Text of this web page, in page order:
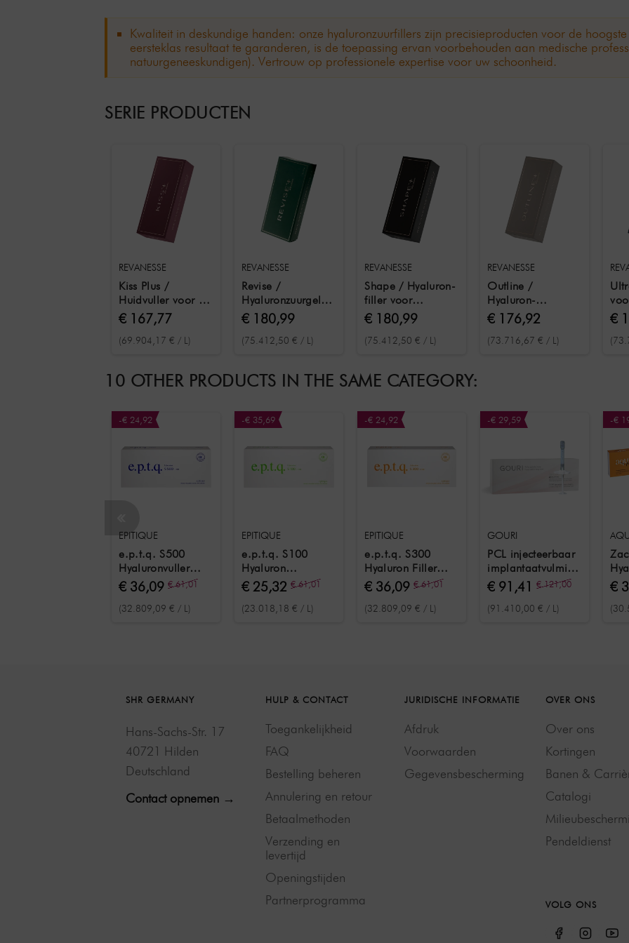
Kwaliteit in deskundige handen: onze hyaluronzuurfillers zijn precisieproducten voor de
eersteklas resultaat te garanderen, is de toepassing ervan voorbehouden aan medische
natuurgeneeskundigen). Vertrouw op professionele expertise voor uw schoonheid.
SERIE PRODUCTEN
REVANESSE
Kiss Plus /
Huidvuller voor het
vergroten van het
volume rond de
lippen 2x 1,2 ml
€ 167,77
(69.904,17 € / L)
REVANESSE
Revise /
Hyaluronzuurgel
voor de
behandeling van
donkere kringen
€ 180,99
(75.412,50 € / L)
REVANESSE
Shape / Hyaluron-
filler voor
diepgaand
volume,
gezichtsmodellering
van diepe rimpels
2x 1,2 ml
€ 180,99
(75.412,50 € / L)
REVANESSE
Outline /
Hyaluron-
dermalfiller voor
strakke lippen en
gelaatstrekken 2x
€ 176,92
(73.716,67 € / L)
€
10 OTHER PRODUCTS IN THE SAME CATEGORY:
-€ 24,92
EPITIQUE
e.p.t.q. S500
Hyaluronvuller
blauw 1,1 ml
€ 36,09 € 61,01
(32.809,09 € / L)
-€ 35,69
EPITIQUE
e.p.t.q. S100
Hyaluron
Vulmiddel Groen
1.1 ml
€ 25,32 € 61,01
(23.018,18 € / L)
-€ 24,92
EPITIQUE
e.p.t.q. S300
Hyaluron Filler
Orange 1,1 ml
€ 36,09 € 61,01
(32.809,09 € / L)
-€ 29,59
GOURI
PCL injecteerbaar
implantaatvulmiddel
1 ml
€ 91,41 € 121,00
(91.410,00 € / L)
-€
1
€
SHR GERMANY
Hans-Sachs-Str. 17
40721 Hilden
Deutschland
Contact opnemen →
HULP & CONTACT
Toegankelijkheid
FAQ
Bestelling beheren
Annulering en retour
Betaalmethoden
Verzending en
levertijd
Openingstijden
Partnerprogramma
JURIDISCHE INFORMATIE
Afdruk
Voorwaarden
Gegevensbescherming
OVER ONS
Over ons
Kortingen
Banen &
Catalogi
Pendeldienst
VOLG ONS